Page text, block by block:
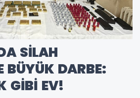
SİLAH
BÜYÜK DARBE:
GİBİ EV!